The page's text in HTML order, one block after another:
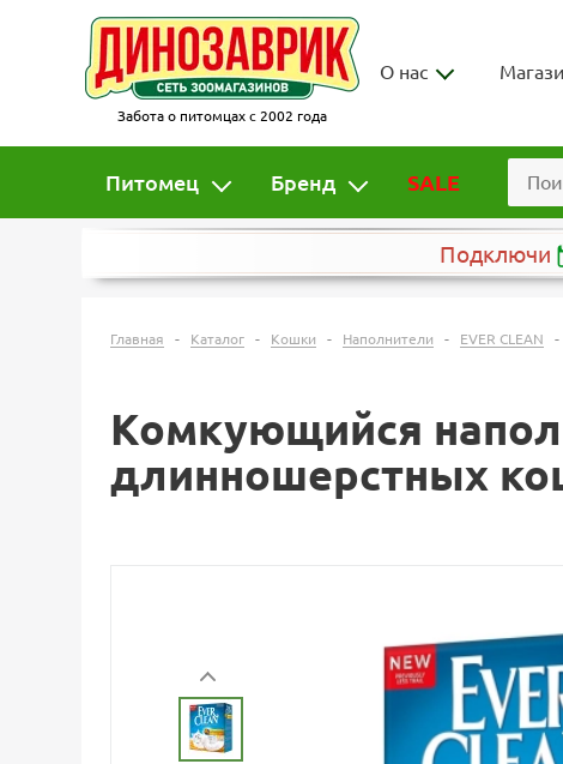
Забота о питомцах с 2002 года
О нас
Питомец Бренд SALE
Подключи
Главная - Каталог - Кошки - Наполнители - EVER CLEAN -
Комкующийся
длинношерстных